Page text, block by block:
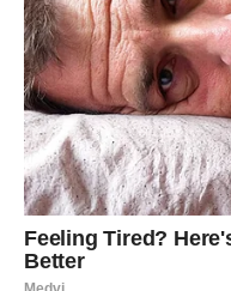
Ponekad se najvažnije
spremni da ih
Zvijezde pokazuju da
energiju prošlosti i
probuditi uspomene i
samo podsjetnik na ono
predstavljati početak